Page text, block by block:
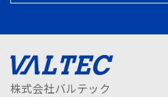
株式会社バルテック